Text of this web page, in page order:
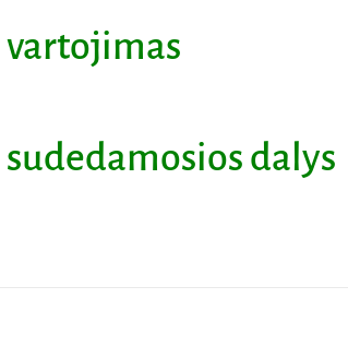
vartojimas
sudedamosios dalys